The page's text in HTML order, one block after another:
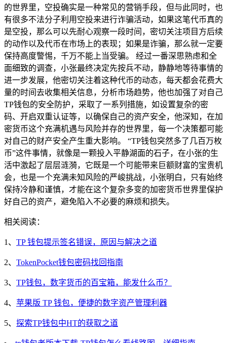
的世界里，空投确实是一种常见的营销手段，但与此同时，也
有很多不法分子利用空投来进行诈骗活动，如果这笔代币真的
是空投，那么可以先耐心观察一段时间，密切关注项目方后续
的动作以及代币在市场上的表现；如果是诈骗，那么就一定要
保持高度警惕，千万不能上当受骗。 经过一番深思熟虑和全
面细致的调查，小张最终决定先按兵不动，静静地等待事情的
进一步发展，他密切关注着这种代币的动态，每天都会花费大
量的时间去收集相关信息，分析市场趋势，他也加强了对自己
TP钱包的安全防护，采取了一系列措施，如设置复杂的密
码、开启双重认证等，以确保自己的资产安全，他深知，在加
密货币这个充满机遇与风险并存的世界里，每一个决策都可能
对自己的财产安全产生重大影响。 “TP钱包突然多了几百万枚
币”这件事情，就像是一颗投入平静湖面的石子，在小张的生
活中激起了层层涟漪，它既是一个可能带来巨额财富的宝贵机
会，也是一个充满未知风险的严峻挑战，小张明白，只有始终
保持冷静和谨慎，才能在这个复杂多变的加密货币世界里保护
好自己的资产，避免陷入不必要的麻烦和损失。
相关阅读：
1、 TP 钱包提示签名错误，原因与解决之道
2、 TokenPocket钱包密码找回指南
3、 TP钱包，数字货币的百宝箱，能发什么币？
4、 苹果版 TP 钱包，便捷的数字资产管理利器
5、 探索TP钱包中HT的获取之道